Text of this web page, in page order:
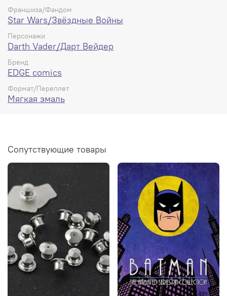
Франшиза/Фандом
Star Wars/Звёздные Войны
Персонажи
Darth Vader/Дарт Вейдер
Бренд
EDGE comics
Формат/Переплет
Мягкая эмаль
Сопутствующие товары